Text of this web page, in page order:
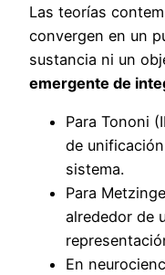
Las teorías
convergen en un
sustancia ni un
emergente de
Para Tononi
de
sistema.
Para
alrededor de
En